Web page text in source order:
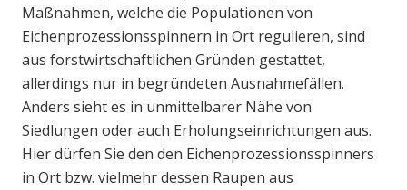
Maßnahmen, welche die Populationen von
Eichenprozessionsspinnern in Ort regulieren, sind
aus forstwirtschaftlichen Gründen gestattet,
allerdings nur in begründeten Ausnahmefällen.
Anders sieht es in unmittelbarer Nähe von
Siedlungen oder auch Erholungseinrichtungen aus.
Hier dürfen Sie den den Eichenprozessionsspinners
in Ort bzw. vielmehr dessen Raupen aus